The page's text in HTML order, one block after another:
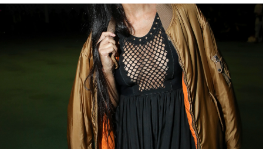
demi moore
» Cine